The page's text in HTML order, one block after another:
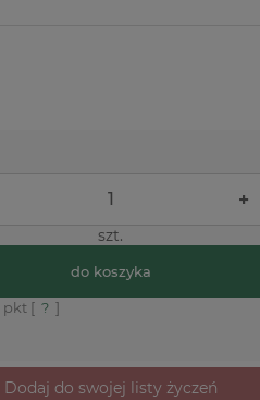
+
szt.
do koszyka
pkt [ ? ]
Dodaj do swojej listy życzeń